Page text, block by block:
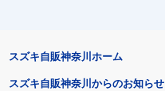
スズキ自販神奈川ホーム
スズキ自販神奈川からのお知らせ